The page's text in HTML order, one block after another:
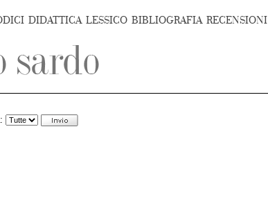
DIDATTICA LESSICO BIBLIOGRAFIA RECENSIONI